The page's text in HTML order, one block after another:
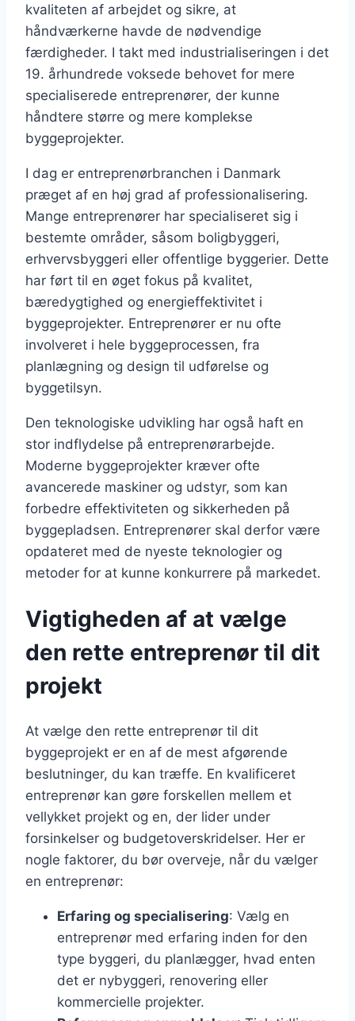
kvaliteten af arbejdet og sikre, at
håndværkerne havde de nødvendige
færdigheder. I takt med industrialiseringen i det
19. århundrede voksede behovet for mere
specialiserede entreprenører, der kunne
håndtere større og mere komplekse
byggeprojekter.
I dag er entreprenørbranchen i Danmark
præget af en høj grad af professionalisering.
Mange entreprenører har specialiseret sig i
bestemte områder, såsom boligbyggeri,
erhvervsbyggeri eller offentlige byggerier. Dette
har ført til en øget fokus på kvalitet,
bæredygtighed og energieffektivitet i
byggeprojekter. Entreprenører er nu ofte
involveret i hele byggeprocessen, fra
planlægning og design til udførelse og
byggetilsyn.
Den teknologiske udvikling har også haft en
stor indflydelse på entreprenørarbejde.
Moderne byggeprojekter kræver ofte
avancerede maskiner og udstyr, som kan
forbedre effektiviteten og sikkerheden på
byggepladsen. Entreprenører skal derfor være
opdateret med de nyeste teknologier og
metoder for at kunne konkurrere på markedet.
Vigtigheden af at vælge
den rette entreprenør til dit
projekt
At vælge den rette entreprenør til dit
byggeprojekt er en af de mest afgørende
beslutninger, du kan træffe. En kvalificeret
entreprenør kan gøre forskellen mellem et
vellykket projekt og en, der lider under
forsinkelser og budgetoverskridelser. Her er
nogle faktorer, du bør overveje, når du vælger
en entreprenør:
Erfaring og specialisering: Vælg en
entreprenør med erfaring inden for den
type byggeri, du planlægger, hvad enten
det er nybyggeri, renovering eller
kommercielle projekter.